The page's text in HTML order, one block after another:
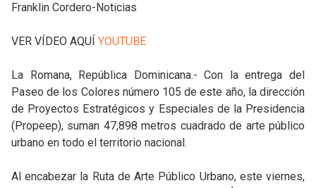
Franklin Cordero-Noticias
VER VÍDEO AQUÍ YOUTUBE
La Romana, República Dominicana.- Con la entrega del
Paseo de los Colores número 105 de este año, la dirección
de Proyectos Estratégicos y Especiales de la Presidencia
(Propeep), suman 47,898 metros cuadrado de arte público
urbano en todo el territorio nacional.
Al encabezar la Ruta de Arte Público Urbano, este viernes,